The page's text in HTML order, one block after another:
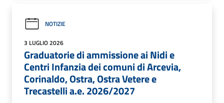
NOTIZIE
3 LUGLIO 2026
Graduatorie di ammissione ai Nidi e
Centri Infanzia dei comuni di Arcevia,
Corinaldo, Ostra, Ostra Vetere e
Trecastelli a.e. 2026/2027